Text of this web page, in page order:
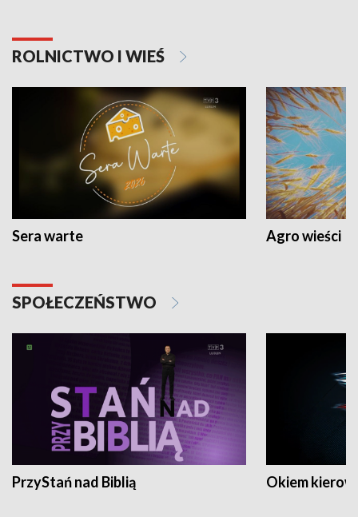
ROLNICTWO I WIEŚ
Sera warte Agro wieści
SPOŁECZEŃSTWO
PrzyStań nad Biblią Okiem